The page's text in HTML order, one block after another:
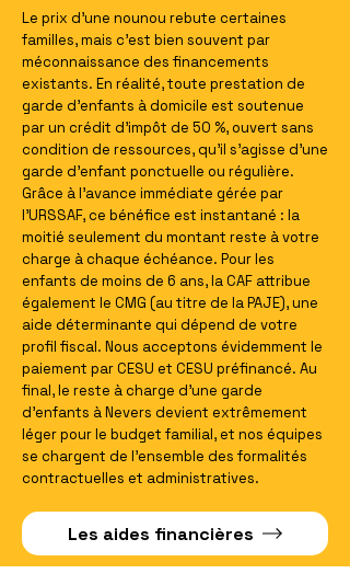
Le prix d'une nounou rebute certaines
familles, mais c'est bien souvent par
méconnaissance des financements
existants. En réalité, toute prestation de
garde d'enfants à domicile est soutenue
par un crédit d'impôt de 50 %, ouvert sans
condition de ressources, qu'il s'agisse d'une
garde d'enfant ponctuelle ou régulière.
Grâce à l'avance immédiate gérée par
l'URSSAF, ce bénéfice est instantané : la
moitié seulement du montant reste à votre
charge à chaque échéance. Pour les
enfants de moins de 6 ans, la CAF attribue
également le CMG (au titre de la PAJE), une
aide déterminante qui dépend de votre
profil fiscal. Nous acceptons évidemment le
paiement par CESU et CESU préfinancé. Au
final, le reste à charge d'une garde
d'enfants à Nevers devient extrêmement
léger pour le budget familial, et nos équipes
se chargent de l'ensemble des formalités
contractuelles et administratives.
Les aides financières